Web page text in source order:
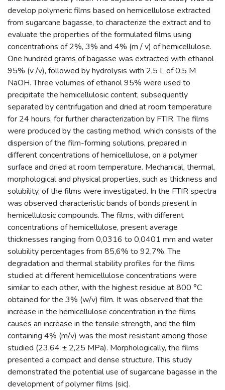
develop polymeric films based on hemicellulose extracted
from sugarcane bagasse, to characterize the extract and to
evaluate the properties of the formulated films using
concentrations of 2%, 3% and 4% (m / v) of hemicellulose.
One hundred grams of bagasse was extracted with ethanol
95% (v /v), followed by hydrolysis with 2,5 L of 0,5 M
NaOH. Three volumes of ethanol 95% were used to
precipitate the hemicellulosic content, subsequently
separated by centrifugation and dried at room temperature
for 24 hours, for further characterization by FTIR. The films
were produced by the casting method, which consists of the
dispersion of the film-forming solutions, prepared in
different concentrations of hemicellulose, on a polymer
surface and dried at room temperature. Mechanical, thermal,
morphological and physical properties, such as thickness and
solubility, of the films were investigated. In the FTIR spectra
was observed characteristic bands of bonds present in
hemicellulosic compounds. The films, with different
concentrations of hemicellulose, present average
thicknesses ranging from 0,0316 to 0,0401 mm and water
solubility percentages from 85,6% to 92,7%. The
degradation and thermal stability profiles for the films
studied at different hemicellulose concentrations were
similar to each other, with the highest residue at 800 °C
obtained for the 3% (w/v) film. It was observed that the
increase in the hemicellulose concentration in the films
causes an increase in the tensile strength, and the film
containing 4% (m/v) was the most resistant among those
studied (23,64 ± 2,25 MPa). Morphologically, the films
presented a compact and dense structure. This study
demonstrated the potential use of sugarcane bagasse in the
development of polymer films (sic).